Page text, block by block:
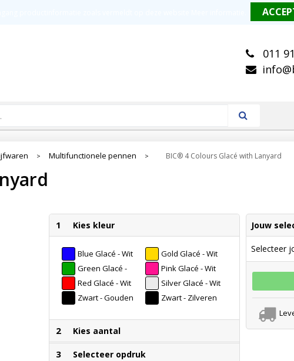
Kwalitatieve
011
> Multifunctionele pennen > BIC® 4 Colours Glacé with Lanyard
1 Kies kleur
Blue Glacé - Wit
Gold Glacé - Wit
Green Glacé -
Wit
Pink Glacé - Wit
Red Glacé - Wit
Silver Glacé - Wit
Zwart - Gouden
Zwart - Zilveren
2 Kies aantal
3 Selecteer opdruk
Jouw
Selecteer